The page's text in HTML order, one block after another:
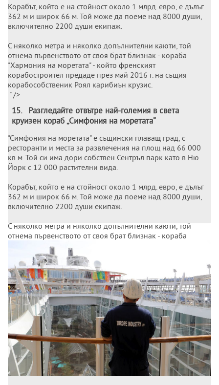
Корабът, който е на стойност около 1 млрд. евро, е дълъг
362 м и широк 66 м. Той може да поеме над 8000 души,
включително 2200 души екипаж.
С няколко метра и няколко допълнителни каюти, той
отнема първенството от своя брат близнак - кораба
"Хармония на моретата" - който френският
корабостроител предаде през май 2016 г. на същия
корабособственик Роял карибиън крузис.
" />
15.
Разгледайте отвътре най-големия в света
круизен кораб „Симфония на моретата“
"Симфония на моретата" е същински плаващ град, с
ресторанти и места за развлечения на площ над 66 000
кв.м. Той си има дори собствен Сентръл парк като в Ню
Йорк с 12 000 растителни вида.
Корабът, който е на стойност около 1 млрд. евро, е дълъг
362 м и широк 66 м. Той може да поеме над 8000 души,
включително 2200 души екипаж.
С няколко метра и няколко допълнителни каюти, той
отнема първенството от своя брат близнак - кораба
"Хармония на моретата" - който френският
корабостроител предаде през май 2016 г. на същия
корабособственик Роял карибиън крузис.